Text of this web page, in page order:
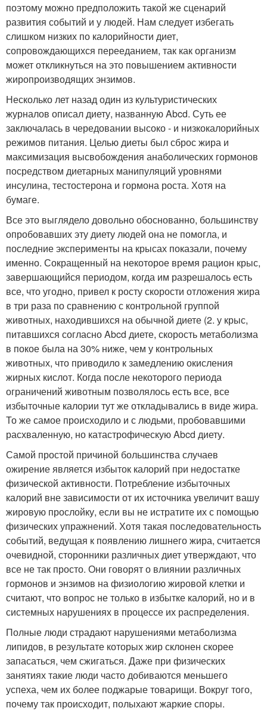
поэтому можно предположить такой же сценарий
развития событий и у людей. Нам следует избегать
слишком низких по калорийности диет,
сопровождающихся перееданием, так как организм
может откликнуться на это повышением активности
жиропроизводящих энзимов.
Несколько лет назад один из культуристических
журналов описал диету, названную Abcd. Суть ее
заключалась в чередовании высоко - и низкокалорийных
режимов питания. Целью диеты был сброс жира и
максимизация высвобождения анаболических гормонов
посредством диетарных манипуляций уровнями
инсулина, тестостерона и гормона роста. Хотя на
бумаге.
Все это выглядело довольно обоснованно, большинству
опробовавших эту диету людей она не помогла, и
последние эксперименты на крысах показали, почему
именно. Сокращенный на некоторое время рацион крыс,
завершающийся периодом, когда им разрешалось есть
все, что угодно, привел к росту скорости отложения жира
в три раза по сравнению с контрольной группой
животных, находившихся на обычной диете (2. у крыс,
питавшихся согласно Abcd диете, скорость метаболизма
в покое была на 30% ниже, чем у контрольных
животных, что приводило к замедлению окисления
жирных кислот. Когда после некоторого периода
ограничений животным позволялось есть все, все
избыточные калории тут же откладывались в виде жира.
То же самое происходило и с людьми, пробовавшими
расхваленную, но катастрофическую Abcd диету.
Самой простой причиной большинства случаев
ожирение является избыток калорий при недостатке
физической активности. Потребление избыточных
калорий вне зависимости от их источника увеличит вашу
жировую прослойку, если вы не истратите их с помощью
физических упражнений. Хотя такая последовательность
событий, ведущая к появлению лишнего жира, считается
очевидной, сторонники различных диет утверждают, что
все не так просто. Они говорят о влиянии различных
гормонов и энзимов на физиологию жировой клетки и
считают, что вопрос не только в избытке калорий, но и в
системных нарушениях в процессе их распределения.
Полные люди страдают нарушениями метаболизма
липидов, в результате которых жир склонен скорее
запасаться, чем сжигаться. Даже при физических
занятиях такие люди часто добиваются меньшего
успеха, чем их более поджарые товарищи. Вокруг того,
почему так происходит, полыхают жаркие споры.